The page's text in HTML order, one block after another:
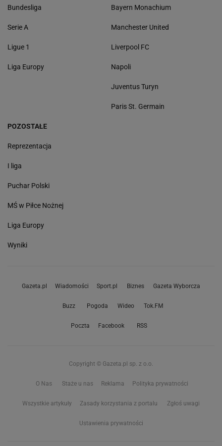
Bundesliga
Serie A
Ligue 1
Liga Europy
Bayern Monachium
Manchester United
Liverpool FC
Napoli
Juventus Turyn
Paris St. Germain
POZOSTAŁE
Reprezentacja
I liga
Puchar Polski
MŚ w Piłce Nożnej
Liga Europy
Wyniki
Gazeta.pl Wiadomości Sport.pl Biznes Gazeta Wyborcza
Buzz Pogoda Wideo Tok.FM
Poczta Facebook RSS
Copyright © Gazeta.pl sp. z o.o.
O Nas Staże u nas Reklama Polityka prywatności
Wszystkie artykuły Zasady korzystania z portalu Zgłoś uwagi
Ustawienia prywatności